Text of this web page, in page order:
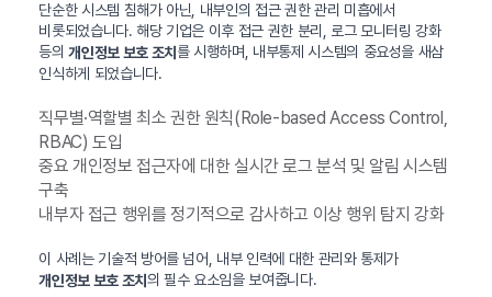
단순한 시스템 침해가 아닌, 내부인의 접근 권한 관리 미흡에서
비롯되었습니다. 해당 기업은 이후 접근 권한 분리, 로그 모니터링 강화
등의개인정보 보호 조치 를 시행하며, 내부통제 시스템의 중요성을 새삼
인식하게 되었습니다.
직무별·역할별 최소 권한 원칙(Role-based Access Control,
RBAC) 도입
중요 개인정보 접근자에 대한 실시간 로그 분석 및 알림 시스템
구축
내부자 접근 행위를 정기적으로 감사하고 이상 행위 탐지 강화
이 사례는 기술적 방어를 넘어, 내부 인력에 대한 관리와 통제가
개인정보 보호 조치의 필수 요소임을 보여줍니다.